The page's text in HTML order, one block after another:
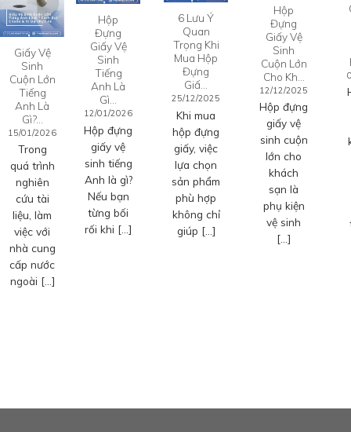
Giấy Vệ
Sinh
Cuộn Lớn
Tiếng
Anh Là
Gì?…
15/01/2026
Trong
quá trình
nghiên
cứu tài
liệu, làm
việc với
nhà cung
cấp nước
ngoài […]
Hộp
Đựng
Giấy Vệ
Sinh
Tiếng
Anh Là
Gì…
12/01/2026
Hộp đựng
giấy vệ
sinh tiếng
Anh là gì?
Nếu bạn
từng bối
rối khi […]
6 Lưu Ý
Quan
Trọng Khi
Mua Hộp
Đựng
Giấ…
25/12/2025
Khi mua
hộp đựng
giấy, việc
lựa chọn
sản phẩm
phù hợp
không chỉ
giúp […]
Hộp
Đựng
Giấy Vệ
Sinh
Cuộn Lớn
Cho Kh…
12/12/2025
Hộp đựng
giấy vệ
sinh cuộn
lớn cho
khách
sạn là
phụ kiện
vệ sinh
[…]